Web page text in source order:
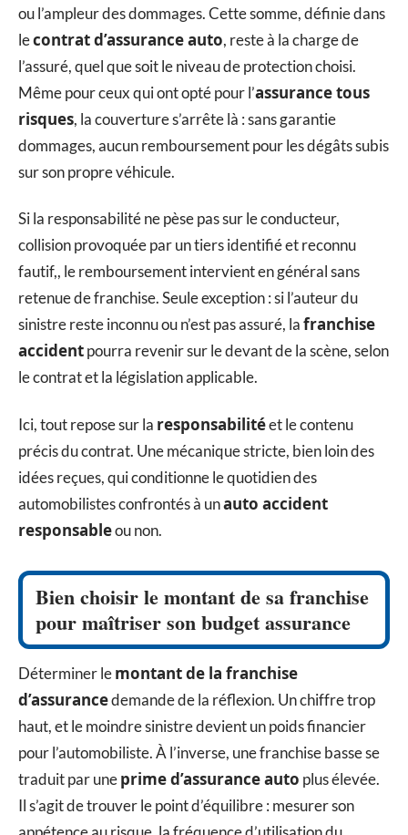
ou l’ampleur des dommages. Cette somme, définie dans
lecontrat d’assurance auto, reste à la charge de
l’assuré, quel que soit le niveau de protection choisi.
Même pour ceux qui ont opté pour l’assurance tous
risques, la couverture s’arrête là : sans garantie
dommages, aucun remboursement pour les dégâts subis
sur son propre véhicule.
Si la responsabilité ne pèse pas sur le conducteur,
collision provoquée par un tiers identifié et reconnu
fautif,, le remboursement intervient en général sans
retenue de franchise. Seule exception : si l’auteur du
sinistre reste inconnu ou n’est pas assuré, lafranchise
accidentpourra revenir sur le devant de la scène, selon
le contrat et la législation applicable.
Ici, tout repose sur la responsabilitéet le contenu
précis du contrat. Une mécanique stricte, bien loin des
idées reçues, qui conditionne le quotidien des
automobilistes confrontés à unauto accident
responsableou non.
Bien choisir le montant de sa franchise
pour maîtriser son budget assurance
Déterminer lemontant de la franchise
d’assurancedemande de la réflexion. Un chiffre trop
haut, et le moindre sinistre devient un poids financier
pour l’automobiliste. À l’inverse, une franchise basse se
traduit par uneprime d’assurance auto plus élevée.
Il s’agit de trouver le point d’équilibre : mesurer son